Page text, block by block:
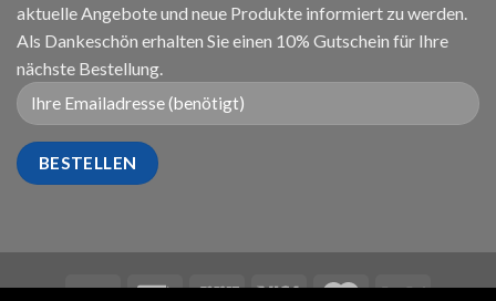
aktuelle Angebote und neue Produkte informiert zu werden.
Als Dankeschön erhalten Sie einen 10% Gutschein für Ihre
nächste Bestellung.